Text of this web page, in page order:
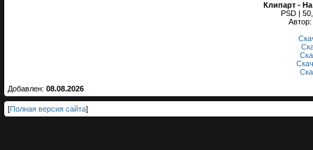
Клипарт -
PSD |
Добавлен: 08.08.2026
[Полная версия сайта]